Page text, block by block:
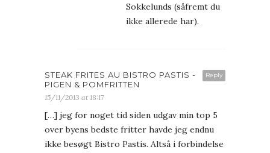
Sokkelunds (såfremt du
ikke allerede har).
Reply
STEAK FRITES AU BISTRO PASTIS -
PIGEN & POMFRITTEN
15/11/2013 at 18:17
[…] jeg for noget tid siden udgav min top 5
over byens bedste fritter havde jeg endnu
ikke besøgt Bistro Pastis. Altså i forbindelse